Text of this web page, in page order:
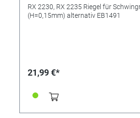
RX 2230, RX 2235 Riegel für
(H=0,15mm) alternativ EB1491
21,99 €*